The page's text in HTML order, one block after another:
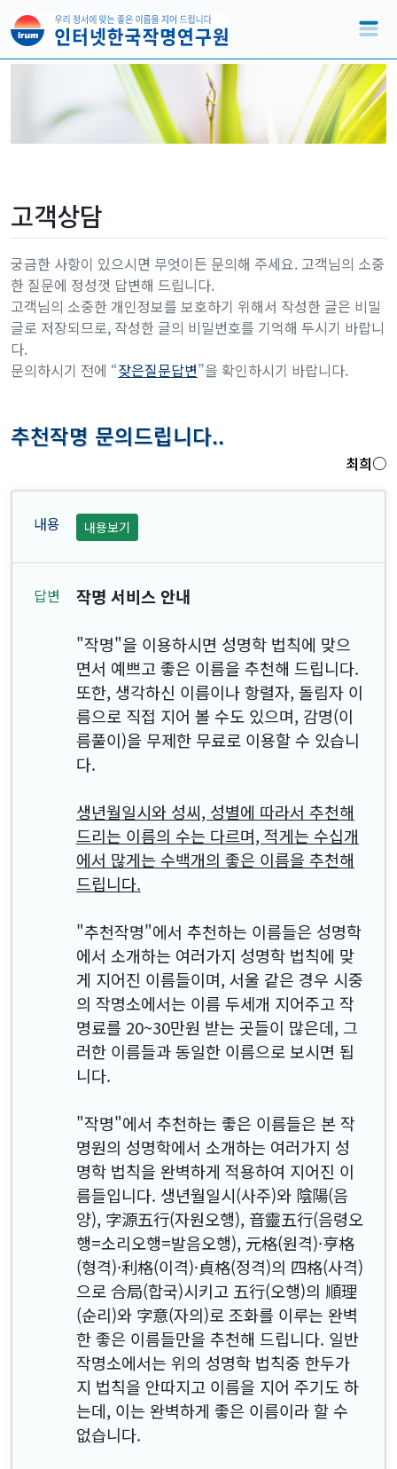
고객상담
궁금한 사항이 있으시면 무엇이든 문의해 주세요. 고객님의 소중
한 질문에 정성껏 답변해 드립니다.
고객님의 소중한 개인정보를 보호하기 위해서 작성한 글은 비밀
글로 저장되므로, 작성한 글의 비밀번호를 기억해 두시기 바랍니
다.
문의하시기 전에 “잦은질문답변”을 확인하시기 바랍니다.
추천작명 문의드립니다..
최희○
내용보기
작명 서비스 안내
"작명"을 이용하시면 성명학 법칙에 맞으
면서 예쁘고 좋은 이름을 추천해 드립니다.
또한, 생각하신 이름이나 항렬자, 돌림자 이
름으로 직접 지어 볼 수도 있으며, 감명(이
름풀이)을 무제한 무료로 이용할 수 있습니
다.
생년월일시와 성씨, 성별에 따라서 추천해
드리는 이름의 수는 다르며, 적게는 수십개
에서 많게는 수백개의 좋은 이름을 추천해
드립니다.
"추천작명"에서 추천하는 이름들은 성명학
에서 소개하는 여러가지 성명학 법칙에 맞
게 지어진 이름들이며, 서울 같은 경우 시중
의 작명소에서는 이름 두세개 지어주고 작
명료를 20~30만원 받는 곳들이 많은데, 그
러한 이름들과 동일한 이름으로 보시면 됩
니다.
"작명"에서 추천하는 좋은 이름들은 본 작
명원의 성명학에서 소개하는 여러가지 성
명학 법칙을 완벽하게 적용하여 지어진 이
름들입니다. 생년월일시(사주)와 陰陽(음
양), 字源五行(자원오행), 音靈五行(음령오
행=소리오행=발음오행), 元格(원격)·亨格
(형격)·利格(이격)·貞格(정격)의 四格(사격)
으로 合局(합국)시키고 五行(오행)의 順理
(순리)와 字意(자의)로 조화를 이루는 완벽
한 좋은 이름들만을 추천해 드립니다. 일반
작명소에서는 위의 성명학 법칙중 한두가
지 법칙을 안따지고 이름을 지어 주기도 하
는데, 이는 완벽하게 좋은 이름이라 할 수
없습니다.